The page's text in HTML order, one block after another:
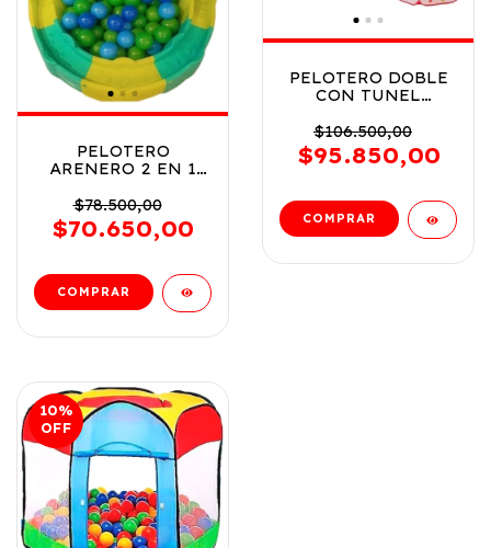
PELOTERO
ARENERO 2 EN 1
EN CAJA COD
FD7750
$78.500,00
$70.650,00
PELOTERO DOBLE
CON TUNEL
LEONCITO COD
FD277027
$106.500,00
$95.850,00
10%
OFF